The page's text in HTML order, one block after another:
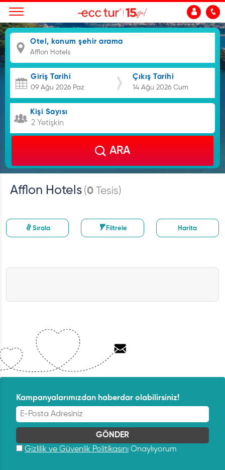
Otel, konum şehir arama
Giriş Tarihi Çıkış Tarihi
Kişi Sayısı
2 Yetişkin
ARA
Afflon Hotels (0 Tesis)
Sırala Filtrele Harita
Kampanyalarımızdan haberdar olabilirsiniz!
Gizlilik ve Güvenlik Politikasını Onaylıyorum